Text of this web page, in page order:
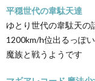
平穏世代の韋駄天達
ゆとり世代の韋駄天の
1200km/h位出るっぽい
魔族と戦うようです